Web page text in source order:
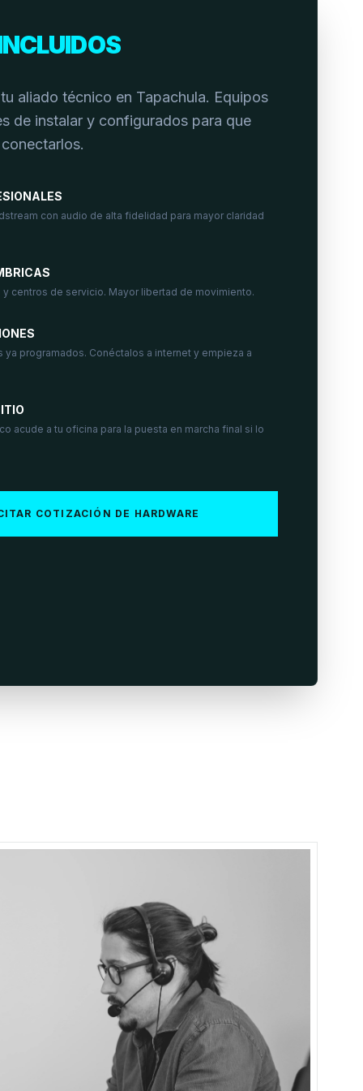
aliado técnico en Tapachula. Equipos
de instalar y configurados para que
con audio de alta fidelidad para mayor claridad
centros de servicio. Mayor libertad de movimiento.
ya programados. Conéctalos a internet y empieza a
acude a tu oficina para la puesta en marcha final si lo
COTIZACIÓN DE HARDWARE